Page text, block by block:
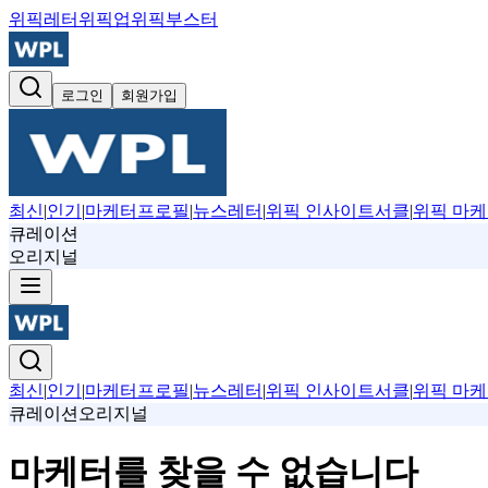
위픽레터 위픽업위픽부스터
로그인 회원가입
최신|인기 |마케터프로필|뉴스레터 |위픽 인사이트서클|위픽 마케
큐레이션
오리지널
최신|인기 |마케터프로필|뉴스레터 |위픽 인사이트서클|위픽 마케
큐레이션 오리지널
마케터를 찾을 수 없습니다